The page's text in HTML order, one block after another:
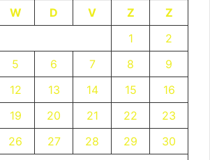
W D V Z
Z
1
2
5 6 7 8
9
12 13 14 15
16
19 20 21 22
23
26 27 28 29 30